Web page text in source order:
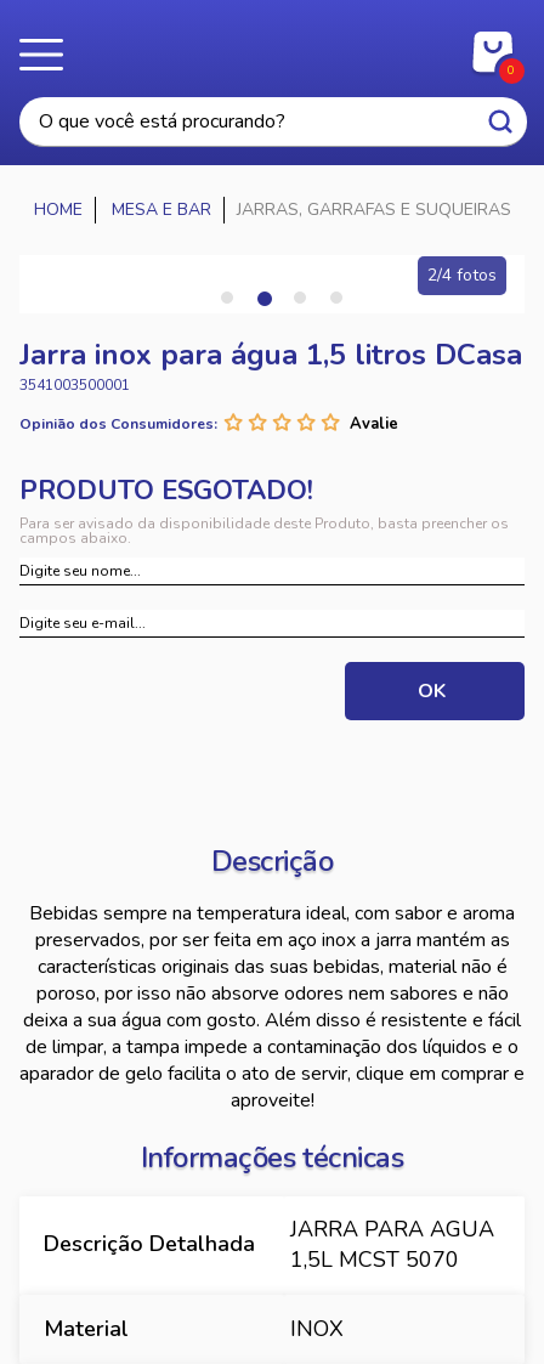
0
MESA E BAR JARRAS, GARRAFAS E SUQUEIRAS
2/4 fotos
Jarra inox para água 1,5 litros DCasa
3541003500001
Opinião dos Consumidores:
Para ser avisado da disponibilidade deste Produto, basta preencher os
campos abaixo.
Descrição
Bebidas sempre na temperatura ideal, com sabor e aroma
preservados, por ser feita em aço inox a jarra mantém as
características originais das suas bebidas, material não é
poroso, por isso não absorve odores nem sabores e não
deixa a sua água com gosto. Além disso é resistente e fácil
de limpar, a tampa impede a contaminação dos líquidos e o
aparador de gelo facilita o ato de servir, clique em comprar e
aproveite!
Informações técnicas
Descrição Detalhada
JARRA PARA AGUA
1,5L MCST 5070
Material
INOX